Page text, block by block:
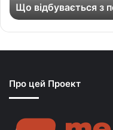
т
ь
п
о
Що відбувається з
Про цей Проект